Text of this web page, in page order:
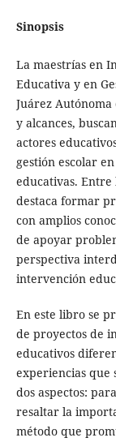
Sinopsis
La maestrías en
Educativa y en
Juárez Autónoma
y alcances,
actores
gestión escolar
educativas. Entre
destaca formar
con amplios
de apoyar
perspectiva
intervención
En este libro se
de proyectos de
educativos
experiencias que
dos aspectos:
resaltar la
método que